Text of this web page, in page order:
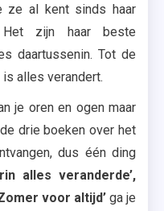
ze al kent sinds haar
Het zijn haar beste
daartussenin. Tot de
alles verandert.
je oren en ogen maar
drie boeken over het
dus één ding
alles veranderde’,
voor altijd’ga je